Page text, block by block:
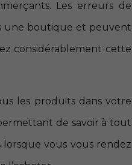
Les erreurs de
une boutique et peuvent
considérablement cette
les produits dans votre
de savoir à tout
lorsque vous vous rendez